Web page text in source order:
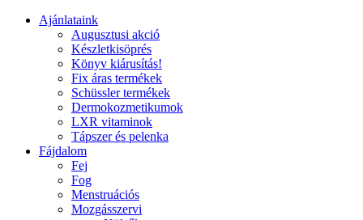
Ajánlataink
Augusztusi akció
Készletkisöprés
Könyv kiárusítás!
Fix áras termékek
Schüssler termékek
Dermokozmetikumok
LXR vitaminok
Tápszer és pelenka
Fájdalom
Fej
Fog
Menstruációs
Mozgásszervi